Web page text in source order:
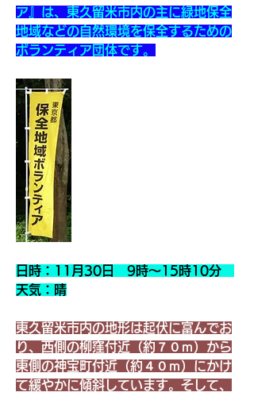
ア』は、東久留米市内の主に緑地保全
地域などの自然環境を保全するための
ボランティア団体です。
日時：11月30日　9時～15時10分
天気：晴
東久留米市内の地形は起伏に富んでお
り、西側の柳窪付近（約７０ｍ）から
東側の神宝町付近（約４０ｍ）にかけ
て緩やかに傾斜しています。そして、